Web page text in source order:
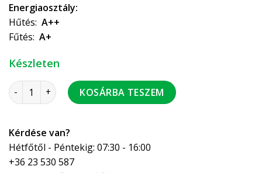
Energiaosztály:
Hűtés: A++
Fűtés: A+
Készleten
Ferroli Giada S18K 5,2 kW beltéri egység split klíma R32, Wi-
KOSÁRBA TESZEM
Kérdése van?
Hétfőtől - Péntekig: 07:30 - 16:00
+36 23 530 587